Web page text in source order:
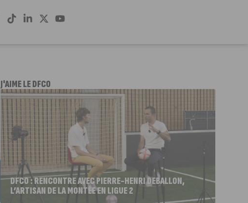
J'AIME LE DFCO
DFCO : RENCONTRE AVEC PIERRE-HENRI DEBALLON,
L’ARTISAN DE LA MONTÉE EN LIGUE 2